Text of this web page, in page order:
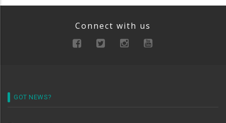
Connect with us
GOT NEWS?